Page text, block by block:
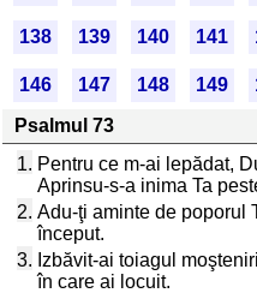
138 139 140 141
146 147 148 149
Psalmul 73
1. Pentru ce m-ai lepădat,
Aprinsu-s-a inima Ta
2. Adu-ţi aminte de poporul
început.
3. Izbăvit-ai toiagul
în care ai locuit.